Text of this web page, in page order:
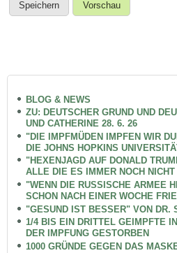
BLOG & NEWS
ZU: DEUTSCHER GRUND UND
UND CATHERINE 28. 6. 26
"DIE IMPFMÜDEN IMPFEN WIR
DIE JOHNS HOPKINS
"HEXENJAGD AUF DONALD
ALLE DIE ES IMMER NOCH
"WENN DIE RUSSISCHE ARMEE
SCHON NACH EINER WOCHE
"GESUND IST BESSER" VON DR.
1/4 BIS EIN DRITTEL GEIMPFTE
DER IMPFUNG GESTORBEN
1000 GRÜNDE GEGEN DAS